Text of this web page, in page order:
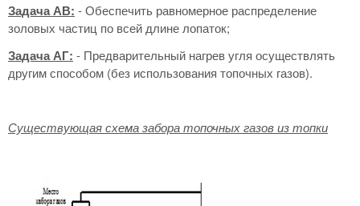
Задача АВ: - Обеспечить равномерное распределение
золовых частиц по всей длине лопаток;
Задача АГ: - Предварительный нагрев угля осуществлять
другим способом (без использования топочных газов).
Существующая схема забора топочных газов из топки